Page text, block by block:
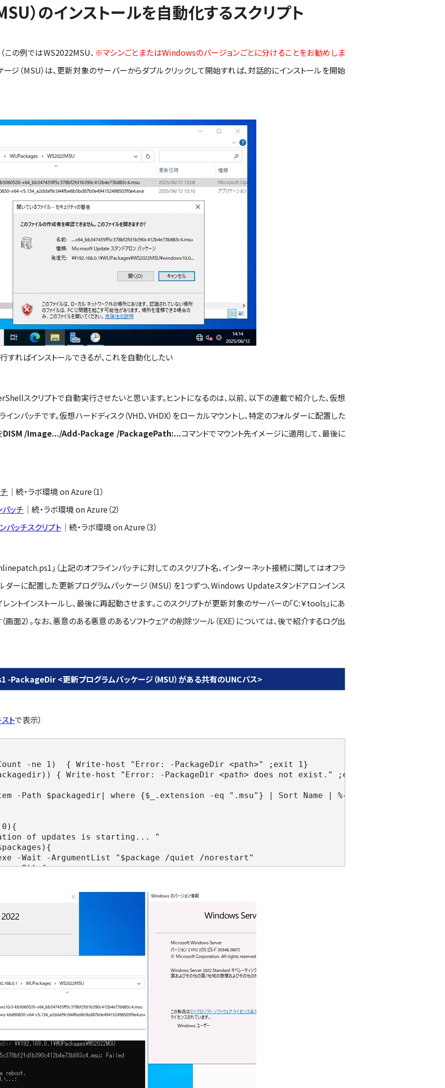
）のインストールを自動化するスクリプト
（この例ではWS2022MSU、 ※マシンごとまたはWindowsのバージョンごとに分けることをお勧めしま
ジ（MSU）は、更新対象のサーバーからダブルクリックして開始すれば、対話的にインストールを開始
ればインストールできるが、これを自動化したい
スクリプトで自動実行させたいと思います。ヒントになるのは、以前、以下の連載で紹介した、仮想
インパッチです。仮想ハードディスク（VHD、VHDX）をローカルマウントし、特定のフォルダーに配置した
DISM /Image.../Add-Package /PackagePath:...コマンドでマウント先イメージに適用して、最後に
｜続・ラボ環境 on Azure（1）
ッチ ｜続・ラボ環境 on Azure（2）
ッチスクリプト ｜続・ラボ環境 on Azure（3）
」（上記のオフラインパッチに対してのスクリプト名、インターネット接続に関してはオフラ
ダーに配置した更新プログラムパッケージ（MSU）を1つずつ、Windows Updateスタンドアロンインス
ントインストールし、最後に再起動させます。このスクリプトが更新対象のサーバーの「C:￥tools」にあ
画面2）。なお、悪意のある悪意のあるソフトウェアの削除ツール（EXE）については、後で紹介するログ出
PackageDir <更新プログラムパッケージ（MSU）がある共有のUNCパス>
トで表示）
-ne 1)  { Write-host "Error: -PackageDir <path>" ;exit 1}
{ Write-host "Error: -PackageDir <path> does not exist." ;exit 1}
-Path $packagedir| where {$_.extension -eq ".msu"} | Sort Name | %{$_.FullName})
0){
of updates is starting... "
-Wait -ArgumentList "$package /quiet /norestart"
eq 0)) {
installing updates."
updates were successfully installed."
are failed updates."
updates (msu)."
Update\RebootRequired") -or
reboot. Press Enter to initiate reboot."